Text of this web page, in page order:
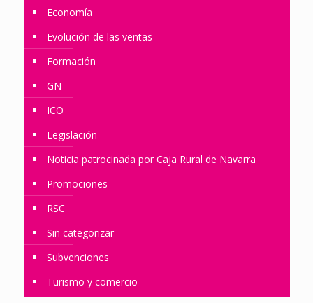
Economía
Evolución de las ventas
Formación
GN
ICO
Legislación
Noticia patrocinada por Caja Rural de Navarra
Promociones
RSC
Sin categorizar
Subvenciones
Turismo y comercio